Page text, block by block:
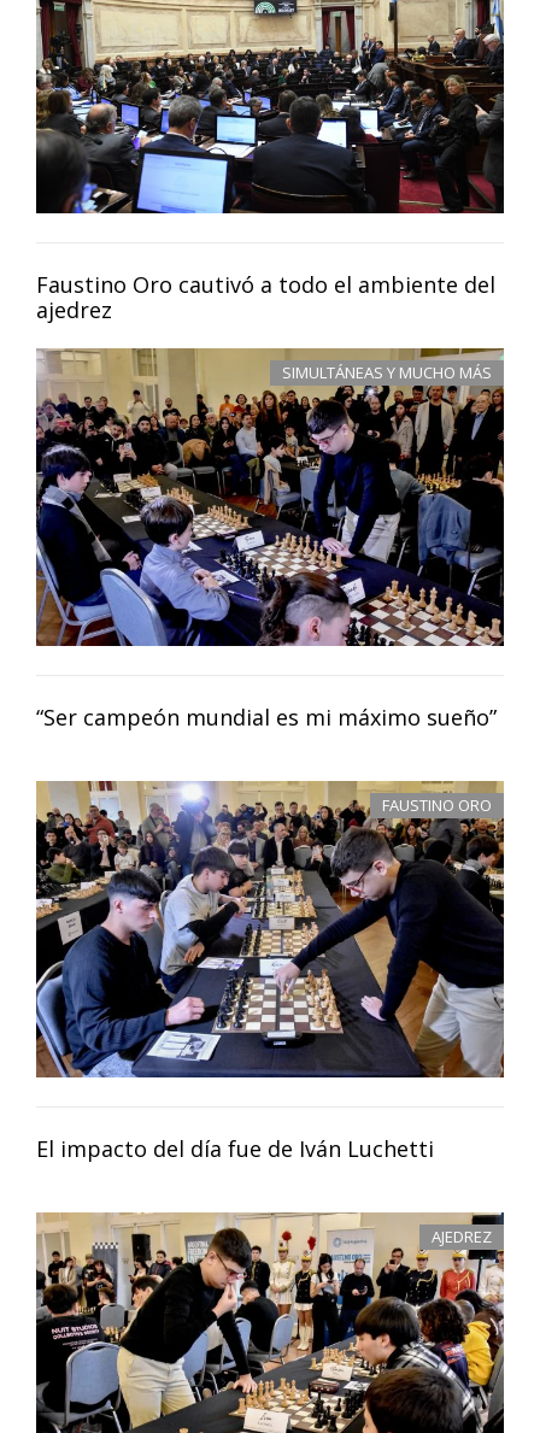
Faustino Oro cautivó a todo el ambiente del
ajedrez
SIMULTÁNEAS Y MUCHO MÁS
“Ser campeón mundial es mi máximo sueño”
FAUSTINO ORO
El impacto del día fue de Iván Luchetti
AJEDREZ